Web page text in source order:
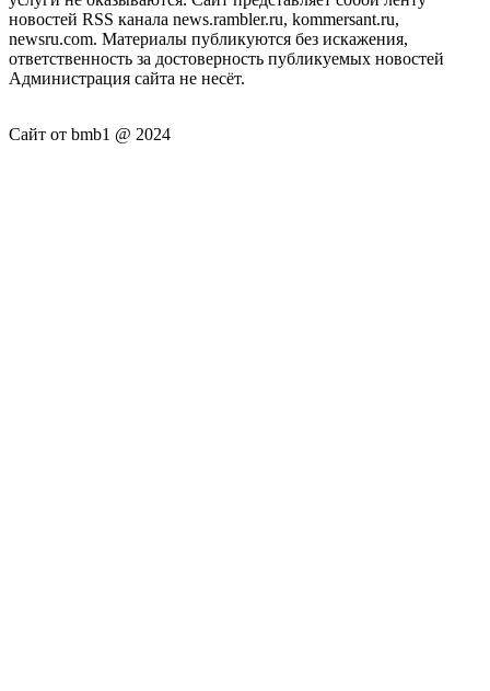
новостей RSS канала news.rambler.ru, kommersant.ru,
newsru.com. Материалы публикуются без искажения,
ответственность за достоверность публикуемых новостей
Администрация сайта не несёт.
Сайт от bmb1 @ 2024